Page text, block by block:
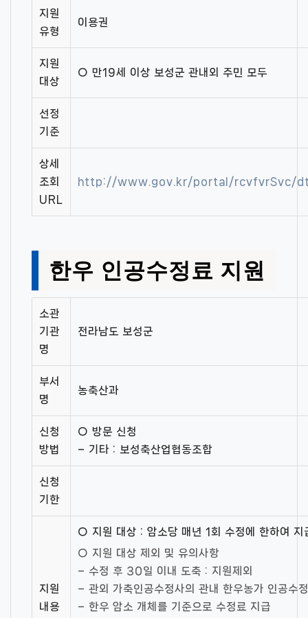
지원
유형
이용권
지원
대상
○ 만19세 이상 보성군 관내외 주민 모두
선정
기준
상세
조회
URL
http://www.gov.kr/portal/rcvfvrSvc/
한우 인공수정료 지원
소관
기관
명
전라남도 보성군
부서
명
농축산과
신청
방법
○ 방문 신청
– 기타 : 보성축산업협동조합
신청
기한
지원
내용
○ 지원 대상 : 암소당 매년 1회 수정에 한하여 지
○ 지원 대상 제외 및 유의사항
– 수정 후 30일 이내 도축 : 지원제외
– 관외 가축인공수정사의 관내 한우농가 인공수
– 한우 암소 개체를 기준으로 수정료 지급